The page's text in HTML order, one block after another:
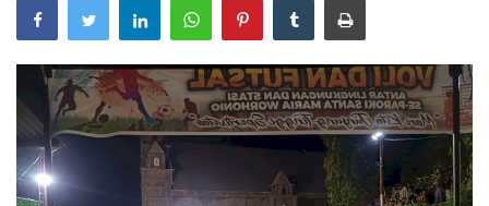
Mitra Polisi
Polisi Kita